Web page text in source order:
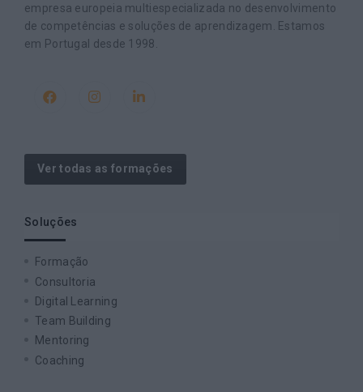
empresa europeia multiespecializada no desenvolvimento
de competências e soluções de aprendizagem. Estamos
em Portugal desde 1998.
Ver todas as formações
Soluções
Formação
Consultoria
Digital Learning
Team Building
Mentoring
Coaching